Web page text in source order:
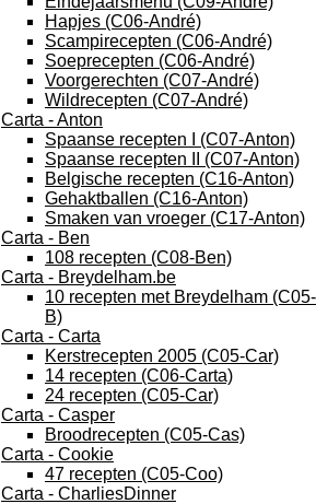
Hapjes (C06-André)
Scampirecepten (C06-André)
Soeprecepten (C06-André)
Voorgerechten (C07-André)
Wildrecepten (C07-André)
Carta - Anton
Spaanse recepten I (C07-Anton)
Spaanse recepten II (C07-Anton)
Belgische recepten (C16-Anton)
Gehaktballen (C16-Anton)
Smaken van vroeger (C17-Anton)
Carta - Ben
108 recepten (C08-Ben)
Carta - Breydelham.be
10 recepten met Breydelham (C05-
B)
Carta - Carta
Kerstrecepten 2005 (C05-Car)
14 recepten (C06-Carta)
24 recepten (C05-Car)
Carta - Casper
Broodrecepten (C05-Cas)
Carta - Cookie
47 recepten (C05-Coo)
Carta - CharliesDinner